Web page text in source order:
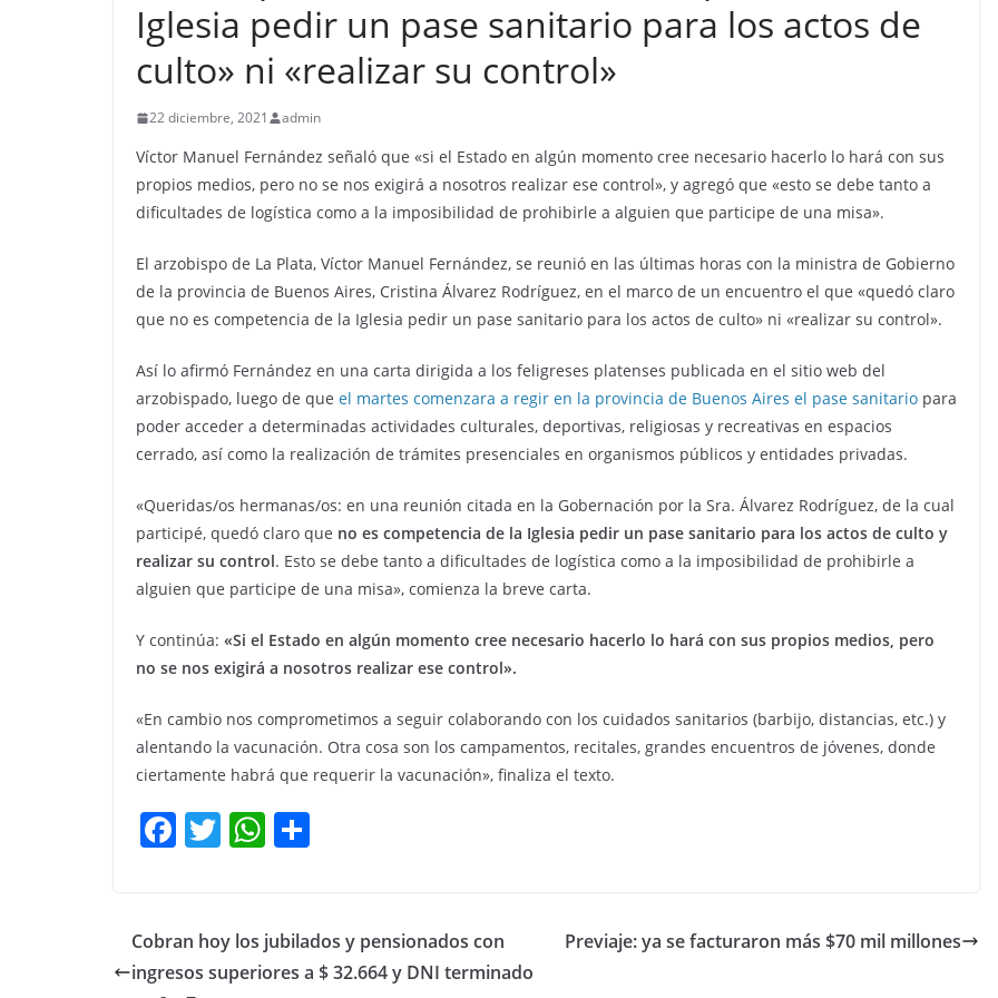
Iglesia pedir un pase sanitario para los actos de
culto» ni «realizar su control»
22 diciembre, 2021 admin
Víctor Manuel Fernández señaló que «si el Estado en algún momento cree necesario hacerlo lo hará con sus
propios medios, pero no se nos exigirá a nosotros realizar ese control», y agregó que «esto se debe tanto a
dificultades de logística como a la imposibilidad de prohibirle a alguien que participe de una misa».
El arzobispo de La Plata, Víctor Manuel Fernández, se reunió en las últimas horas con la ministra de Gobierno
de la provincia de Buenos Aires, Cristina Álvarez Rodríguez, en el marco de un encuentro el que «quedó claro
que no es competencia de la Iglesia pedir un pase sanitario para los actos de culto» ni «realizar su control».
Así lo afirmó Fernández en una carta dirigida a los feligreses platenses publicada en el sitio web del
arzobispado, luego de que el martes comenzara a regir en la provincia de Buenos Aires el pase sanitario para
poder acceder a determinadas actividades culturales, deportivas, religiosas y recreativas en espacios
cerrado, así como la realización de trámites presenciales en organismos públicos y entidades privadas.
«Queridas/os hermanas/os: en una reunión citada en la Gobernación por la Sra. Álvarez Rodríguez, de la cual
participé, quedó claro que no es competencia de la Iglesia pedir un pase sanitario para los actos de culto y
realizar su control. Esto se debe tanto a dificultades de logística como a la imposibilidad de prohibirle a
alguien que participe de una misa», comienza la breve carta.
Y continúa: «Si el Estado en algún momento cree necesario hacerlo lo hará con sus propios medios, pero
no se nos exigirá a nosotros realizar ese control».
«En cambio nos comprometimos a seguir colaborando con los cuidados sanitarios (barbijo, distancias, etc.) y
alentando la vacunación. Otra cosa son los campamentos, recitales, grandes encuentros de jóvenes, donde
ciertamente habrá que requerir la vacunación», finaliza el texto.
F
e
b
T
er
W
s
A
p
ar
Cobran hoy los jubilados y pensionados con
ingresos superiores a $ 32.664 y DNI terminado
Previaje: ya se facturaron más $70 mil millones